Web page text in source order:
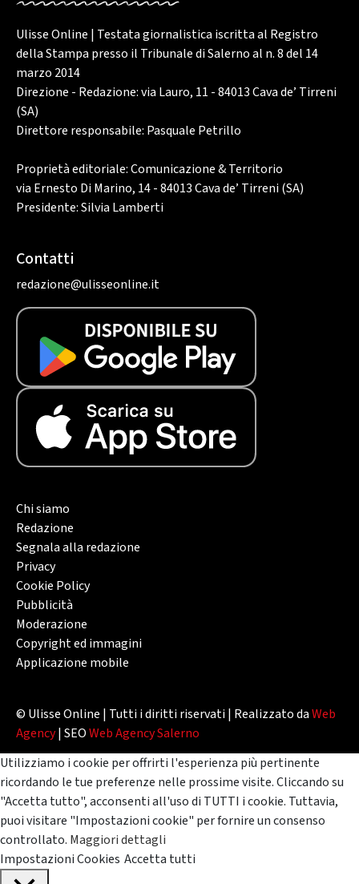
Ulisse Online | Testata giornalistica iscritta al Registro
della Stampa presso il Tribunale di Salerno al n. 8 del 14
marzo 2014
Direzione - Redazione: via Lauro, 11 - 84013 Cava de’ Tirreni
(SA)
Direttore responsabile: Pasquale Petrillo
Proprietà editoriale: Comunicazione & Territorio
via Ernesto Di Marino, 14 - 84013 Cava de’ Tirreni (SA)
Presidente: Silvia Lamberti
Contatti
redazione@ulisseonline.it
Chi siamo
Redazione
Segnala alla redazione
Privacy
Cookie Policy
Pubblicità
Moderazione
Copyright ed immagini
Applicazione mobile
© Ulisse Online | Tutti i diritti riservati | Realizzato daWeb
Agency| SEOWeb Agency Salerno
Utilizziamo i cookie per offrirti l'esperienza più pertinente
ricordando le tue preferenze nelle prossime visite. Cliccando su
"Accetta tutto", acconsenti all'uso di TUTTI i cookie. Tuttavia,
puoi visitare "Impostazioni cookie" per fornire un consenso
controllato. Maggiori dettagli
Impostazioni Cookies Accetta tutti